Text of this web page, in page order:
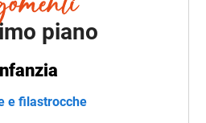
piano
e filastrocche